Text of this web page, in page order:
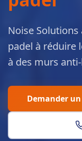
Noise
padel à réduire
à des murs
Demander